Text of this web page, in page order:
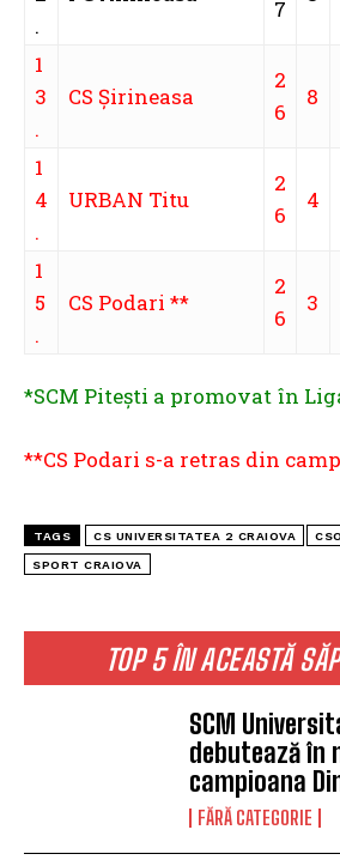
TOP 5 ÎN ACEASTĂ
SCM
debutează în
campioana
FĂRĂ CATEGORIE
.
7
1
3
.
CS Șirineasa
2
6
8
1
4
.
URBAN Titu
2
6
4
1
5
.
CS Podari **
2
6
3
*SCM Pitești a promovat în
**CS Podari s-a retras din
TAGS CS UNIVERSITATEA 2 CRAIOVA
SPORT CRAIOVA